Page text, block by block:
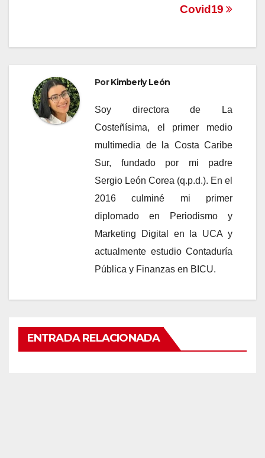
Covid19
PorKimberly León
Soy directora de La
Costeñísima, el primer medio
multimedia de la Costa Caribe
Sur, fundado por mi padre
Sergio León Corea (q.p.d.). En el
2016 culminé mi primer
diplomado en Periodismo y
Marketing Digital en la UCA y
actualmente estudio Contaduría
Pública y Finanzas en BICU.
ENTRADA RELACIONADA